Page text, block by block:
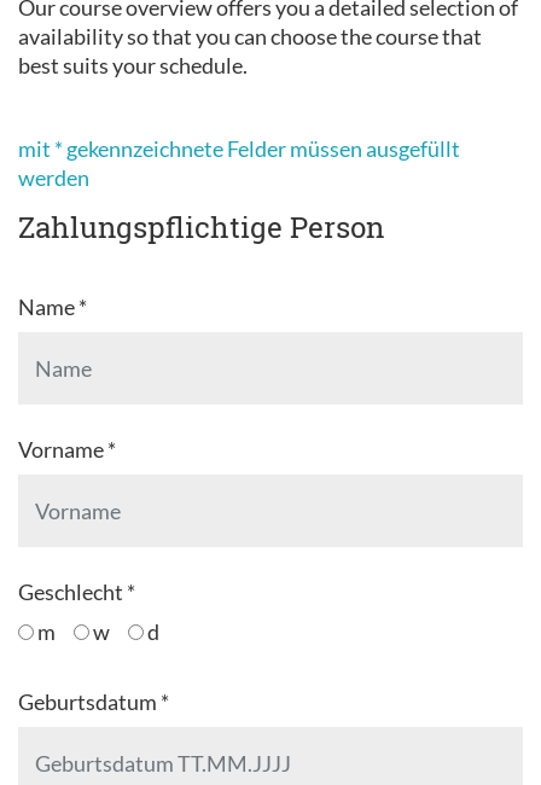
Our course overview offers you a detailed selection of
availability so that you can choose the course that
best suits your schedule.
mit * gekennzeichnete Felder müssen ausgefüllt
werden
Zahlungspflichtige Person
Name *
Vorname *
Geschlecht *
m
w d
Geburtsdatum *